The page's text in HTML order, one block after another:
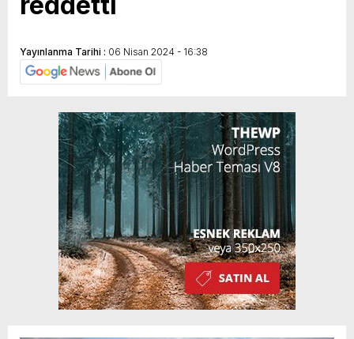
Yayınlanma Tarihi : 06 Nisan 2024 - 16:38